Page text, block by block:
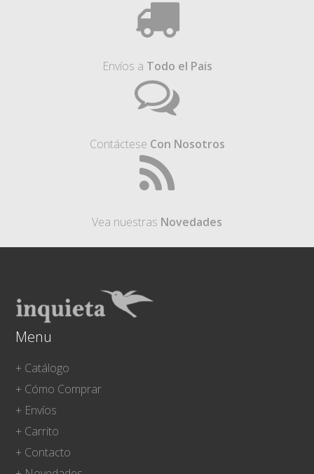
Envíos a Todo el Pais
Contáctese Con Nosotros
Vea nuestras Novedades
Menu
+ Catálogo
+ Cómo Comprar
+ Envíos
+ Carrito
+ Contacto